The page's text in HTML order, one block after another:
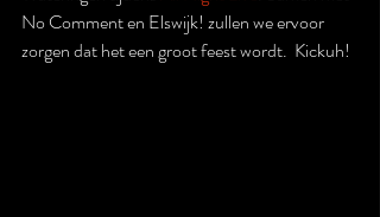
No Comment en Elswijk! zullen we ervoor
zorgen dat het een groot feest wordt.  Kickuh!